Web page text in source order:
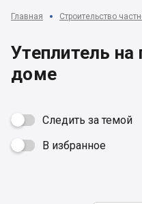
Главная Строительство
Утеплитель на
доме
Следить за темой
 В избранное